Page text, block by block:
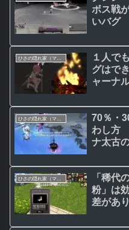
ボス戦
いバグ
１人で
グはで
ャーナ
70％・
わし方
ナ太古
ひさの隠れ家（マビノギ日記）
「稀代
粉」は
差があ